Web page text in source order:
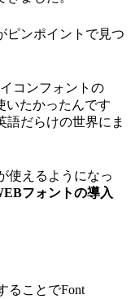
ピンポイントで見つ
コンフォントの
いたかったんです
語だらけの世界にま
使えるようになっ
フォントの導入
ることでFont